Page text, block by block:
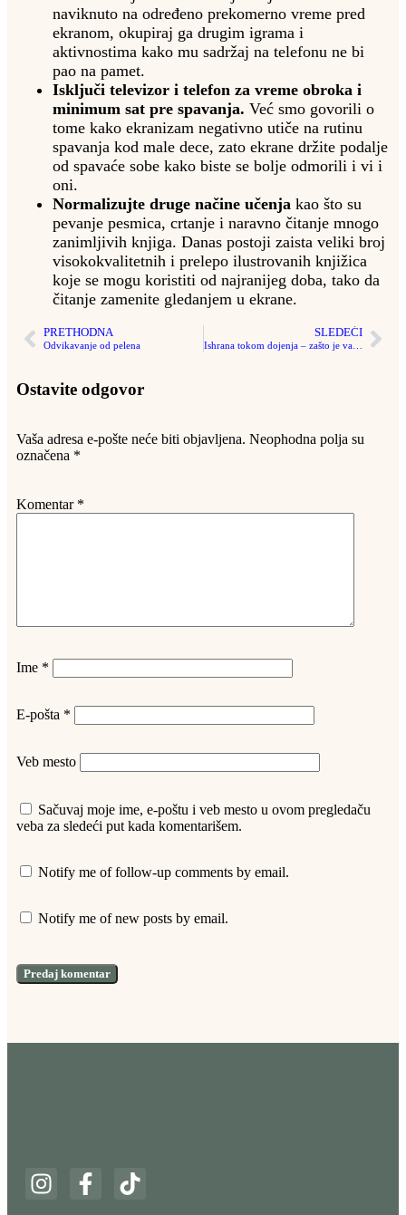
naviknuto na određeno prekomerno vreme pred
ekranom, okupiraj ga drugim igrama i
aktivnostima kako mu sadržaj na telefonu ne bi
pao na pamet.
Isključi televizor i telefon za vreme obroka i
minimum sat pre spavanja. Već smo govorili o
tome kako ekranizam negativno utiče na rutinu
spavanja kod male dece, zato ekrane držite podalje
od spavaće sobe kako biste se bolje odmorili i vi i
oni.
Normalizujte druge načine učenja kao što su
pevanje pesmica, crtanje i naravno čitanje mnogo
zanimljivih knjiga. Danas postoji zaista veliki broj
visokokvalitetnih i prelepo ilustrovanih knjižica
koje se mogu koristiti od najranijeg doba, tako da
čitanje zamenite gledanjem u ekrane.
PRETHODNA
Odvikavanje od pelena
SLEDEĆI
Ishrana tokom dojenja – zašto je važna i na šta obratiti pažnju
Ostavite odgovor
Vaša adresa e-pošte neće biti objavljena. Neophodna polja su
označena *
Komentar *
Ime *
E-pošta *
Veb mesto
Sačuvaj moje ime, e-poštu i veb mesto u ovom pregledaču
veba za sledeći put kada komentarišem.
Notify me of follow-up comments by email.
Notify me of new posts by email.